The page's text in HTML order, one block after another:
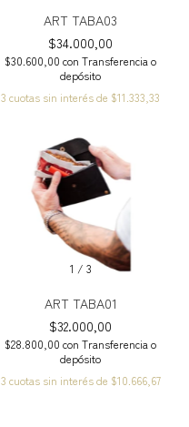
ART TABA03
$34.000,00
$30.600,00 con Transferencia o
depósito
3 cuotas sin interés de $11.333,33
1 / 3
ART TABA01
$32.000,00
$28.800,00 con Transferencia o
depósito
3 cuotas sin interés de $10.666,67